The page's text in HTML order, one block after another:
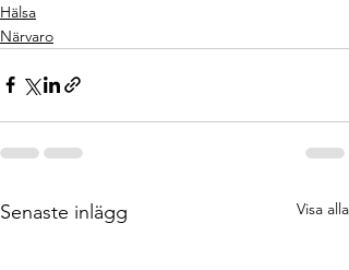
Hälsa
Närvaro
Senaste inlägg Visa alla